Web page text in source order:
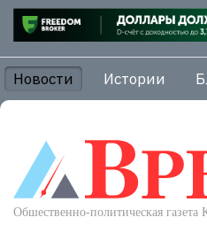
Новости Истории